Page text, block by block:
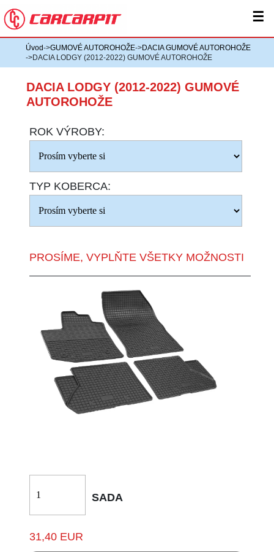
☰
Úvod->GUMOVÉ AUTOROHOŽE->DACIA GUMOVÉ AUTOROHOŽE
->DACIA LODGY (2012-2022) GUMOVÉ AUTOROHOŽE
DACIA LODGY (2012-2022) GUMOVÉ
AUTOROHOŽE
ROK VÝROBY:
TYP KOBERCA:
PROSÍME, VYPLŇTE VŠETKY MOŽNOSTI
SADA
31,40 EUR